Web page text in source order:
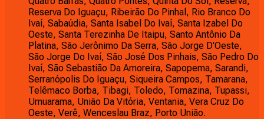
Reserva Do Iguaçu, Ribeirão Do Pinhal, Rio Branco Do
Ivaí, Sabaúdia, Santa Isabel Do Ivaí, Santa Izabel Do
Oeste, Santa Terezinha De Itaipu, Santo Antônio Da
Platina, São Jerônimo Da Serra, São Jorge D'Oeste,
São Jorge Do Ivaí, São José Dos Pinhais, São Pedro Do
Ivaí, São Sebastião Da Amoreira, Sapopema, Sarandi,
Serranópolis Do Iguaçu, Siqueira Campos, Tamarana,
Telêmaco Borba, Tibagi, Toledo, Tomazina, Tupassi,
Umuarama, União Da Vitória, Ventania, Vera Cruz Do
Oeste, Verê, Wenceslau Braz, Porto União.